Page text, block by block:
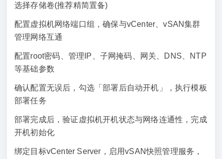
选择存储卷(推荐精简置备)
配置虚拟机网络端口组，确保与vCenter、vSAN集群
管理网络互通
配置root密码、管理IP、子网掩码、网关、DNS、NTP
等基础参数
确认配置无误后，勾选「部署后自动开机」，执行模板
部署任务
部署完成后，验证虚拟机开机状态与网络连通性，完成
开机初始化
绑定目标vCenter Server，启用vSAN快照管理服务，